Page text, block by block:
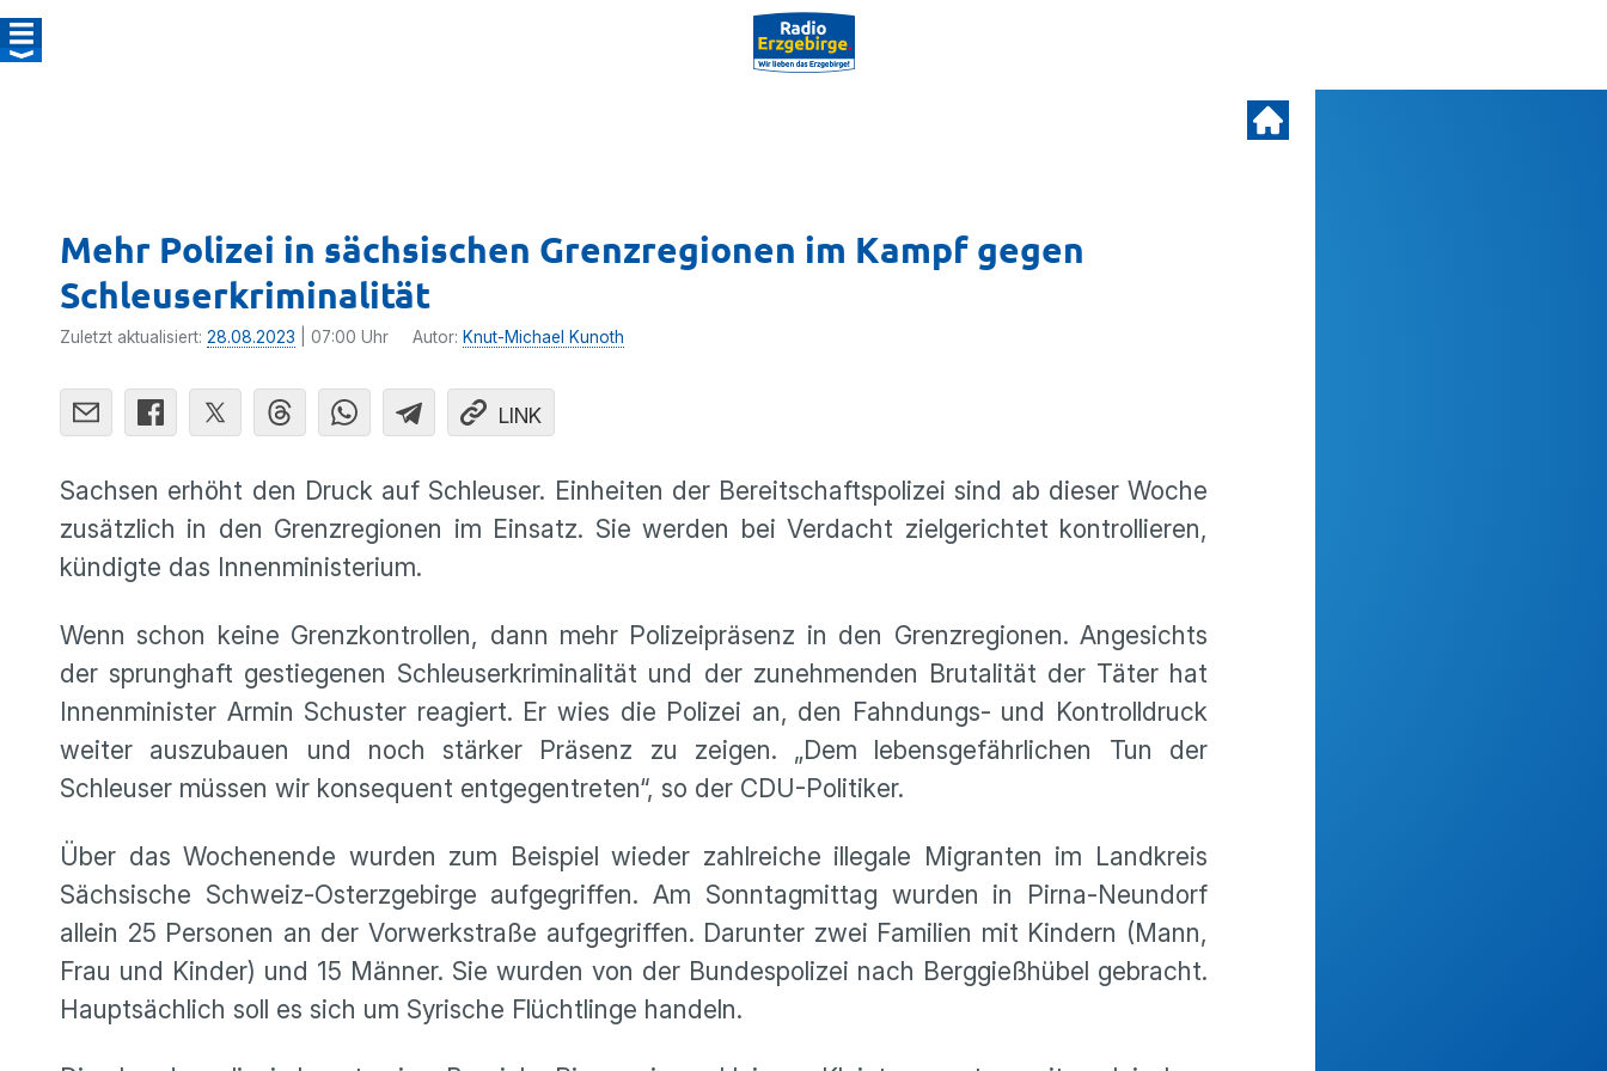
Mehr Polizei in sächsischen Grenzregionen im Kampf gegen
Schleuserkriminalität
Zuletzt aktualisiert: 28.08.2023 | 07:00 Uhr Autor: Knut-Michael Kunoth
LINK
Sachsen erhöht den Druck auf Schleuser. Einheiten der Bereitschaftspolizei sind ab dieser Woche
zusätzlich in den Grenzregionen im Einsatz. Sie werden bei Verdacht zielgerichtet kontrollieren,
kündigte das Innenministerium.
Wenn schon keine Grenzkontrollen, dann mehr Polizeipräsenz in den Grenzregionen. Angesichts
der sprunghaft gestiegenen Schleuserkriminalität und der zunehmenden Brutalität der Täter hat
Innenminister Armin Schuster reagiert. Er wies die Polizei an, den Fahndungs- und Kontrolldruck
weiter auszubauen und noch stärker Präsenz zu zeigen. „Dem lebensgefährlichen Tun der
Schleuser müssen wir konsequent entgegentreten“, so der CDU-Politiker.
Über das Wochenende wurden zum Beispiel wieder zahlreiche illegale Migranten im Landkreis
Sächsische Schweiz-Osterzgebirge aufgegriffen. Am Sonntagmittag wurden in Pirna-Neundorf
allein 25 Personen an der Vorwerkstraße aufgegriffen. Darunter zwei Familien mit Kindern (Mann,
Frau und Kinder) und 15 Männer. Sie wurden von der Bundespolizei nach Berggießhübel gebracht.
Hauptsächlich soll es sich um Syrische Flüchtlinge handeln.